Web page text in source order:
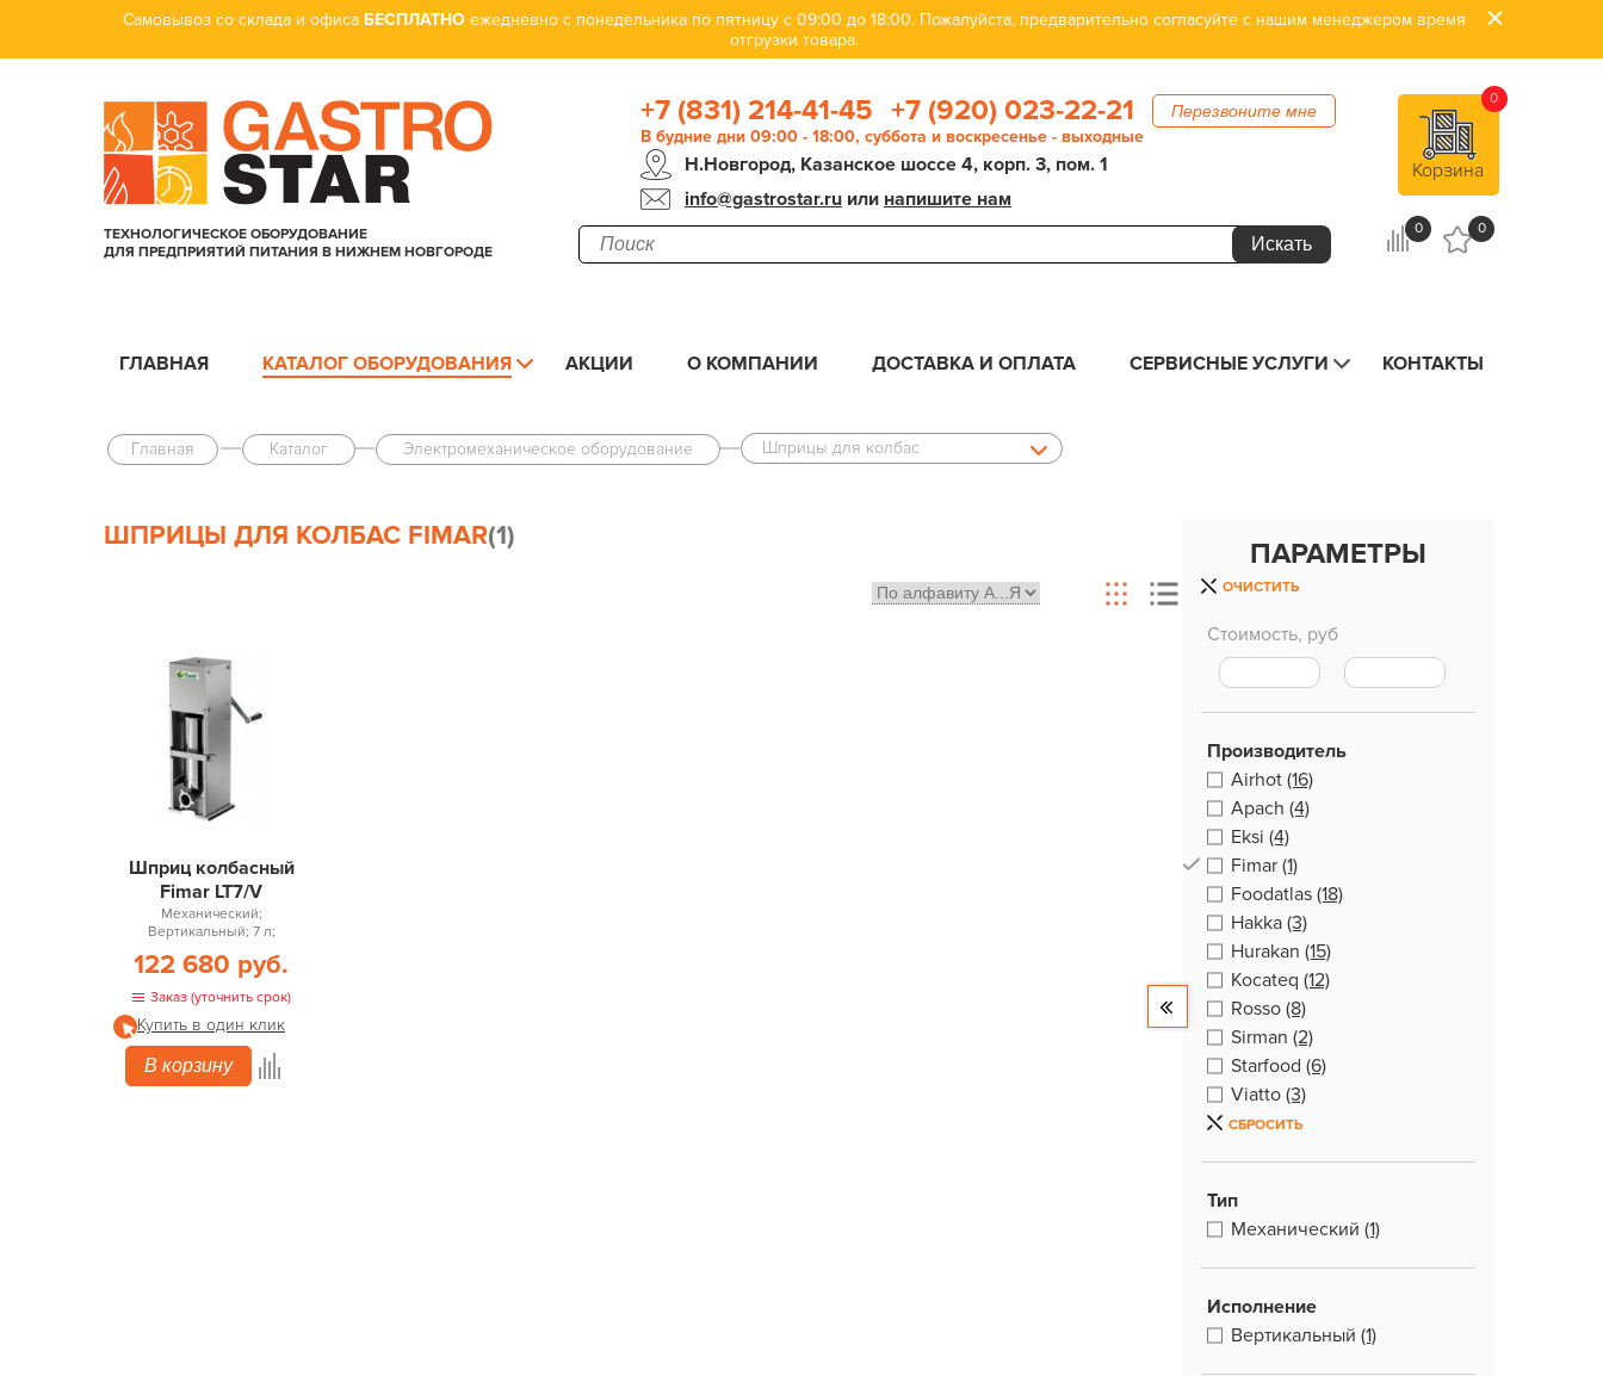
Самовывоз со склада и офиса БЕСПЛАТНО ежедневно с понедельника по пятницу с 09:00 до 18:00. Пожалуйста, предварительно согласуйте с нашим менеджером время
отгрузки товара.
ТЕХНОЛОГИЧЕСКОЕ ОБОРУДОВАНИЕ
ДЛЯ ПРЕДПРИЯТИЙ ПИТАНИЯ В НИЖНЕМ НОВГОРОДЕ
+7 (831) 214-41-45 +7 (920) 023-22-21 Перезвоните мне
В будние дни 09:00 - 18:00, суббота и воскресенье - выходные
Н.Новгород, Казанское шоссе 4, корп. 3, пом. 1
info@gastrostar.ruили напишите нам
Корзина
0
0 0
ГЛАВНАЯ КАТАЛОГ ОБОРУДОВАНИЯ АКЦИИ О КОМПАНИИ ДОСТАВКА И ОПЛАТА СЕРВИСНЫЕ УСЛУГИ КОНТАКТЫ
Главная Каталог Электро­механическое оборудование Шприцы для колбас
ПАРАМЕТРЫ
ОЧИСТИТЬ
Стоимость, руб
Производитель
Airhot (16)
Apach (4)
Eksi (4)
Fimar (1)
Foodatlas (18)
Hakka (3)
Hurakan (15)
Kocateq (12)
Rosso (8)
Sirman (2)
Starfood (6)
Viatto (3)
СБРОСИТЬ
Тип
Механический (1)
Исполнение
Вертикальный (1)
ШПРИЦЫ ДЛЯ КОЛБАС FIMAR(1)
Шприц колбасный
Fimar LT7/V
Механический;
Вертикальный; 7 л;
122 680 руб.
Заказ (уточнить срок)
Купить в один клик
В корзину